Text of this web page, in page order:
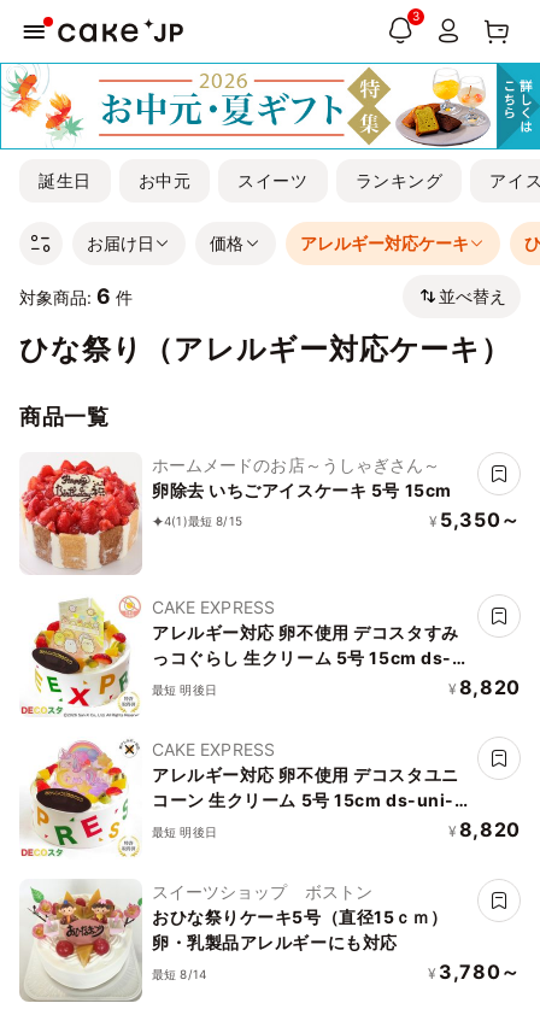
3
誕生日 お中元 スイーツ ランキング アイ
お届け日 価格 アレルギー対応ケーキ
対象商品: 6 件 並べ替え
ひな祭り（アレルギー対応ケーキ）
商品一覧
ホームメードのお店～うしゃぎさん～
卵除去 いちごアイスケーキ 5号 15cm
4(1)最短 8/15 ¥ 5,350～
CAKE EXPRESS
アレルギー対応 卵不使用 デコスタすみ
っコぐらし 生クリーム 5号 15cm ds-
sumi-cream-5-noegg
最短 明後日 ¥ 8,820
CAKE EXPRESS
アレルギー対応 卵不使用 デコスタユニ
コーン 生クリーム 5号 15cm ds-uni-
cream-5-noegg
最短 明後日 ¥ 8,820
スイーツショップ ボストン
おひな祭りケーキ5号（直径15ｃｍ）
卵・乳製品アレルギーにも対応
最短 8/14 ¥ 3,780～